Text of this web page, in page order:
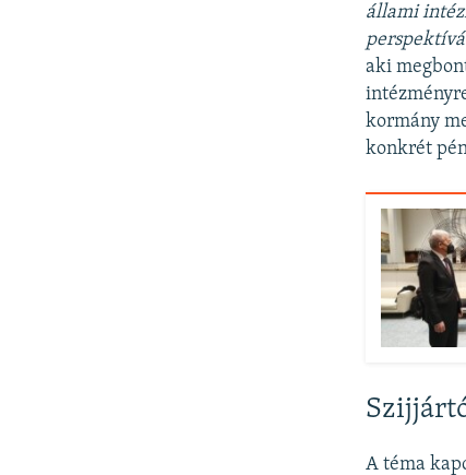
állami int
perspektívá
aki
kormány
konkrét
A téma